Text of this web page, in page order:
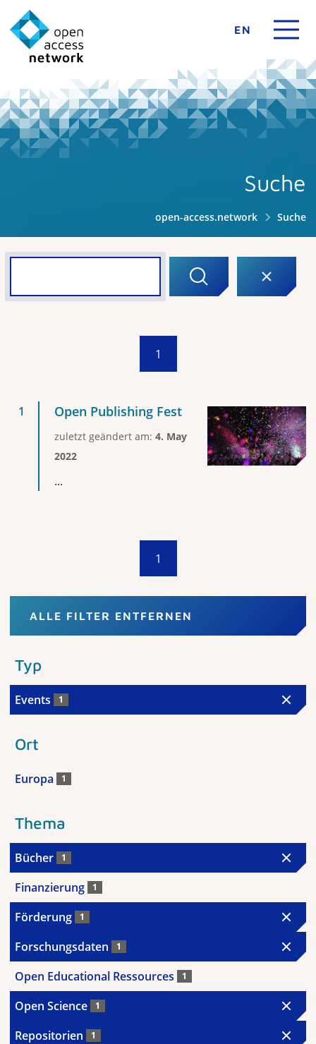
EN
Suche
open-access.network Suche
1
Open Publishing Fest
zuletzt geändert am: 4. May
2022
...
1
ALLE FILTER ENTFERNEN
Typ
Events 1
Ort
Europa 1
Thema
Bücher 1
Finanzierung 1
Förderung 1
Forschungsdaten 1
Open Educational Ressources 1
Open Science 1
Repositorien 1